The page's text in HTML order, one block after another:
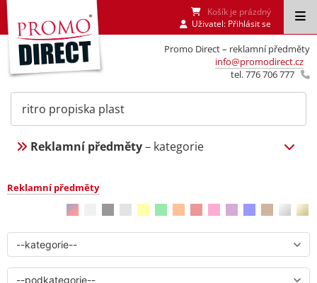
Promo Direct – reklamní předměty
info@promodirect.cz
tel. 776 706 777
Košík je prázdný
Uživatel: Přihlásit se
Reklamní předměty– kategorie
Reklamní předměty